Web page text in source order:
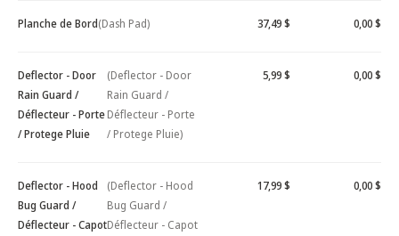
Planche de Bord(Dash Pad) 37,49 $ 0,00 $
Deflector - Door
Rain Guard /
Déflecteur - Porte
/ Protege Pluie
(Deflector - Door
Rain Guard /
Déflecteur - Porte
/ Protege Pluie)
5,99 $ 0,00 $
Deflector - Hood
Bug Guard /
Déflecteur - Capot
(Deflector - Hood
Bug Guard /
Déflecteur - Capot
17,99 $ 0,00 $